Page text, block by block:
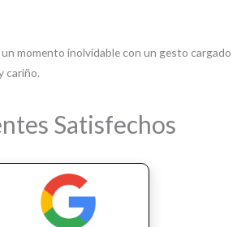
momento inolvidable con un gesto cargado
cariño.
Satisfechos